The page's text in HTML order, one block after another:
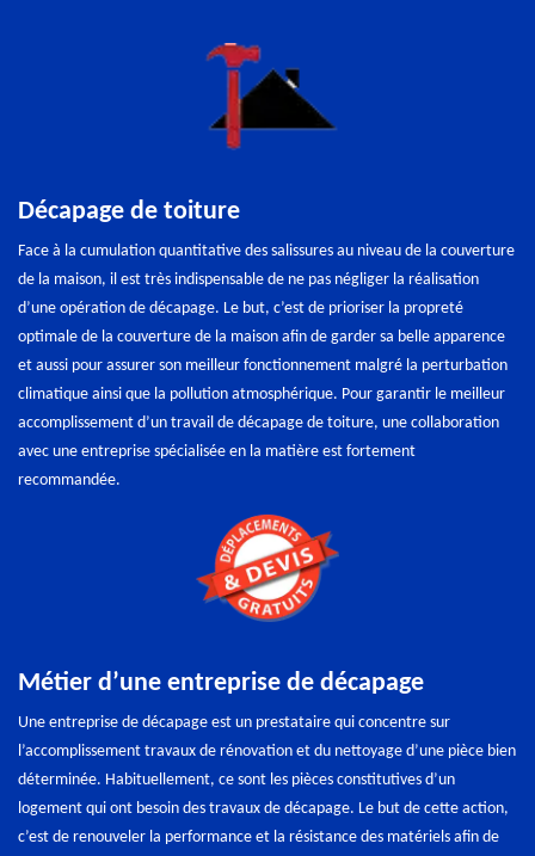
Décapage de toiture
Face à la cumulation quantitative des salissures au niveau de la couverture
de la maison, il est très indispensable de ne pas négliger la réalisation
d’une opération de décapage. Le but, c’est de prioriser la propreté
optimale de la couverture de la maison afin de garder sa belle apparence
et aussi pour assurer son meilleur fonctionnement malgré la perturbation
climatique ainsi que la pollution atmosphérique. Pour garantir le meilleur
accomplissement d’un travail de décapage de toiture, une collaboration
avec une entreprise spécialisée en la matière est fortement
recommandée.
Métier d’une entreprise de décapage
Une entreprise de décapage est un prestataire qui concentre sur
l’accomplissement travaux de rénovation et du nettoyage d’une pièce bien
déterminée. Habituellement, ce sont les pièces constitutives d’un
logement qui ont besoin des travaux de décapage. Le but de cette action,
c’est de renouveler la performance et la résistance des matériels afin de